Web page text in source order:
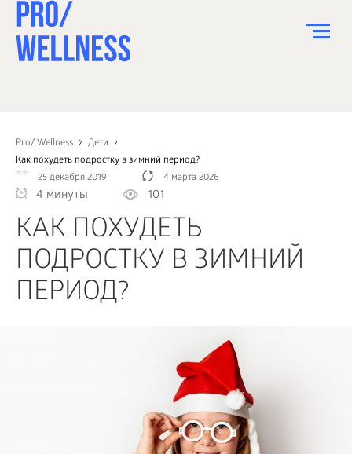
Pro/ Wellness
Дети
Как похудеть подростку в зимний период?
25 декабря 2019
4 марта 2026
4 минуты 101
КАК ПОХУДЕТЬ
ПОДРОСТКУ В ЗИМНИЙ
ПЕРИОД?
СПОРТ
ЗДОРОВЬЕ
КРАСОТА
ПСИХОЛОГИЯ
ДЕТИ
ДОМ